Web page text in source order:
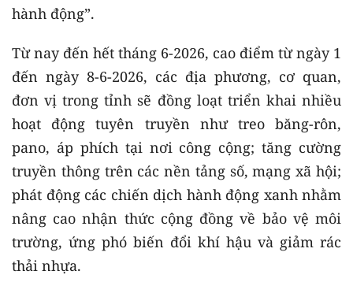
hành động”.
Từ nay đến hết tháng 6-2026, cao điểm từ ngày 1
đến ngày 8-6-2026, các địa phương, cơ quan,
đơn vị trong tỉnh sẽ đồng loạt triển khai nhiều
hoạt động tuyên truyền như treo băng-rôn,
pano, áp phích tại nơi công cộng; tăng cường
truyền thông trên các nền tảng số, mạng xã hội;
phát động các chiến dịch hành động xanh nhằm
nâng cao nhận thức cộng đồng về bảo vệ môi
trường, ứng phó biến đổi khí hậu và giảm rác
thải nhựa.